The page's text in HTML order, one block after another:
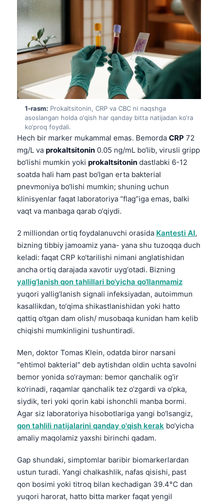
1-rasm: Prokaltsitonin, CRP va CBC ni naqshga
asoslangan holda o‘qish har qanday bitta natijadan ko‘ra
ko‘proq foydali.
Hech bir marker mukammal emas. Bemorda CRP 72
mg/L va prokaltsitonin 0.05 ng/mL bo‘lib, virusli gripp
bo‘lishi mumkin yoki prokaltsitonin dastlabki 6-12
soatda hali ham past bo‘lgan erta bakterial
pnevmoniya bo‘lishi mumkin; shuning uchun
klinisyenlar faqat laboratoriya “flag”iga emas, balki
vaqt va manbaga qarab o‘qiydi.
2 milliondan ortiq foydalanuvchi orasida Kantesti AI,
bizning tibbiy jamoamiz yana- yana shu tuzoqqa duch
keladi: faqat CRP ko‘tarilishi nimani anglatishidan
ancha ortiq darajada xavotir uyg‘otadi. Bizning
yallig‘lanish qon tahlillari bo‘yicha qo‘llanmamiz
yuqori yallig‘lanish signali infeksiyadan, autoimmun
kasallikdan, to‘qima shikastlanishidan yoki hatto
qattiq o‘tgan dam olish/ musobaqa kunidan ham kelib
chiqishi mumkinligini tushuntiradi.
Men, doktor Tomas Klein, odatda biror narsani
"ehtimol bakterial" deb aytishdan oldin uchta savolni
bemor yonida so‘rayman: bemor qanchalik og‘ir
ko‘rinadi, raqamlar qanchalik tez o‘zgardi va o‘pkа,
siydik, teri yoki qorin kabi ishonchli manba bormi.
Agar siz laboratoriya hisobotlariga yangi bo‘lsangiz,
qon tahlili natijalarini qanday o'qish kerak bo‘yicha
amaliy maqolamiz yaxshi birinchi qadam.
Gap shundaki, simptomlar baribir biomarkerlardan
ustun turadi. Yangi chalkashlik, nafas qisishi, past
qon bosimi yoki titroq bilan kechadigan 39.4°C dan
yuqori harorat, hatto bitta marker faqat yengil